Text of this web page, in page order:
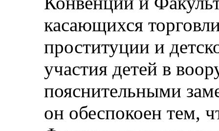
касающихся
проституции и
участия детей в
пояснительными
он обеспокоен тем,